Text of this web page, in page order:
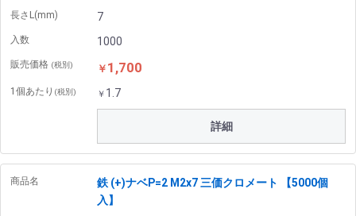
長さL(mm) 7
入数 1000
販売価格 (税別) ￥ 1,700
1個あたり (税別) ￥ 1.7
詳細
商品名
鉄 (+)ナベP=2 M2x7 三価クロメート 【5000個
入】